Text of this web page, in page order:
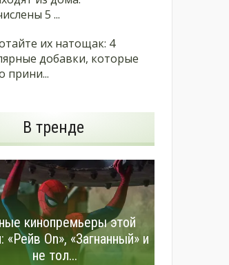
5 ...
их натощак: 4
добавки, которые
прини...
В тренде
кинопремьеры этой
«Рейв On», «Загнанный» и
не тол...